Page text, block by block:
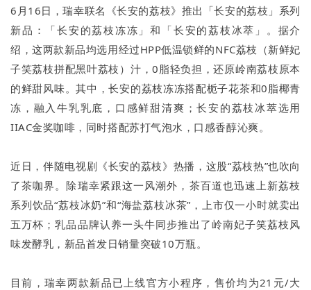
6月16日，瑞幸联名《长安的荔枝》推出「长安的荔枝」系列
新品：「长安的荔枝冻冻」和「长安的荔枝冰萃」。据介
绍，这两款新品均选用经过HPP低温锁鲜的NFC荔枝（新鲜妃
子笑荔枝拼配黑叶荔枝）汁，0脂轻负担，还原岭南荔枝原本
的鲜甜风味。其中，长安的荔枝冻冻搭配栀子花茶和0脂椰青
冻，融入牛乳乳底，口感鲜甜清爽；长安的荔枝冰萃选用
IIAC金奖咖啡，同时搭配苏打气泡水，口感香醇沁爽。
近日，伴随电视剧《长安的荔枝》热播，这股“荔枝热”也吹向
了茶咖界。除瑞幸紧跟这一风潮外，茶百道也迅速上新荔枝
系列饮品“荔枝冰奶”和“海盐荔枝冰茶”，上市仅一小时就卖出
五万杯；乳品品牌认养一头牛同步推出了岭南妃子笑荔枝风
味发酵乳，新品首发日销量突破10万瓶。
目前，瑞幸两款新品已上线官方小程序，售价均为21元/大